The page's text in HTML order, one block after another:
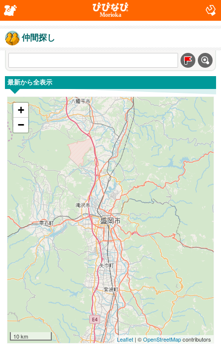
Morioka
仲間探し
最新から全表示
+
−
10 km Leaflet| ©OpenStreetMapcontributors